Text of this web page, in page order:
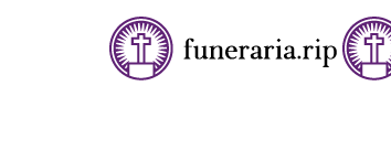
★★★★✩ SERVICIOS